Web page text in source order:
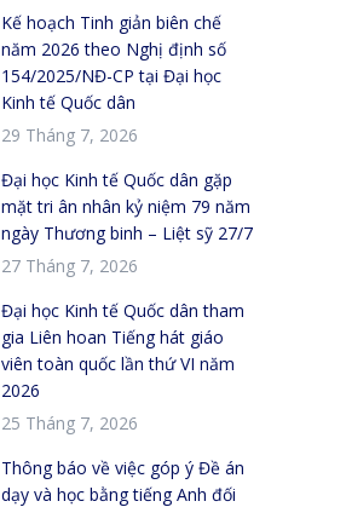
Kế hoạch Tinh giản biên chế
năm 2026 theo Nghị định số
154/2025/NĐ-CP tại Đại học
Kinh tế Quốc dân
29 Tháng 7, 2026
Đại học Kinh tế Quốc dân gặp
mặt tri ân nhân kỷ niệm 79 năm
ngày Thương binh – Liệt sỹ 27/7
27 Tháng 7, 2026
Đại học Kinh tế Quốc dân tham
gia Liên hoan Tiếng hát giáo
viên toàn quốc lần thứ VI năm
2026
25 Tháng 7, 2026
Thông báo về việc góp ý Đề án
dạy và học bằng tiếng Anh đối